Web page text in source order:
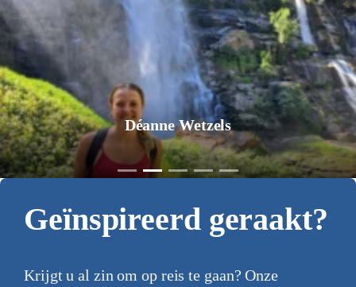
Déanne Wetzels
Geïnspireerd geraakt?
Krijgt u al zin om op reis te gaan? Onze